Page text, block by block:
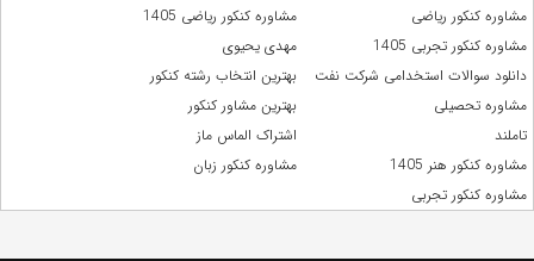
مشاوره کنکور ریاضی
مشاوره کنکور ریاضی 1405
مشاوره کنکور تجربی 1405
مهدی یحیوی
دانلود سوالات استخدامی شرکت نفت
بهترین انتخاب رشته کنکور
مشاوره تحصیلی
بهترین مشاور کنکور
تاملند
اشتراک الماس ماز
مشاوره کنکور هنر 1405
مشاوره کنکور زبان
مشاوره کنکور تجربی